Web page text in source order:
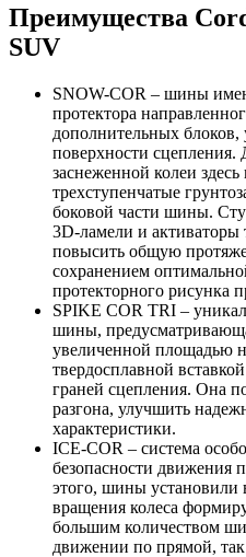
Преимущества
SUV
SNOW-COR – шины
протектора
дополнительных
поверхности сцепления.
заснеженной колеи
трехступенчатые
боковой части шины.
3D-ламели и
повысить общую
сохранением
протекторного рисунка
SPIKE COR TRI –
шины,
увеличенной площадью
твердосплавной
граней сцепления. Она
разгона, улучшить
характеристики.
ICE-COR – система
безопасности движения
этого, шины установили
вращения колеса
большим количеством
движении по прямой,